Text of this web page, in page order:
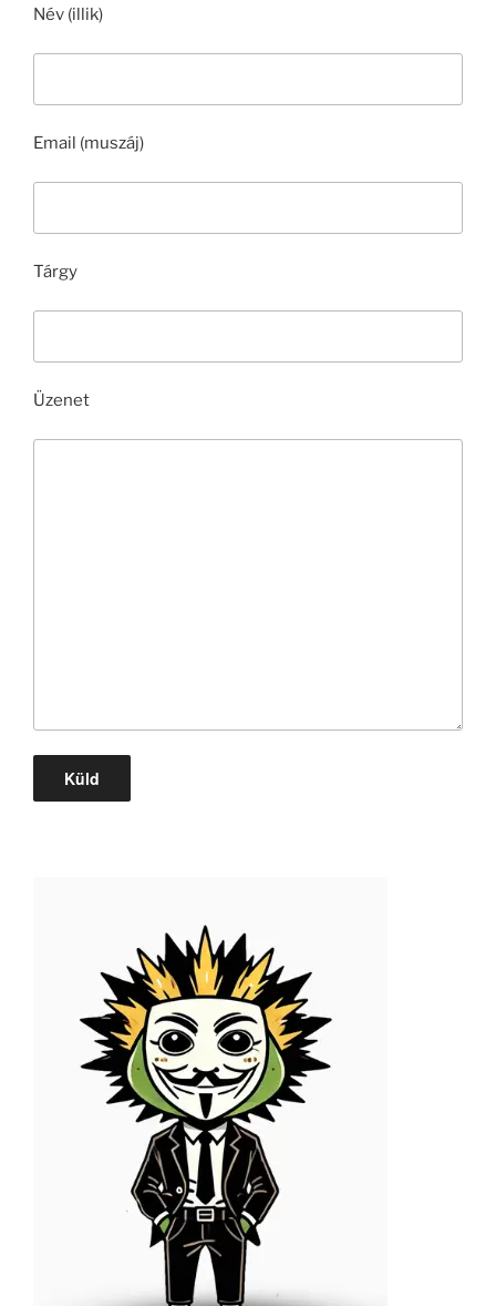
Név (illik)
Email (muszáj)
Tárgy
Üzenet